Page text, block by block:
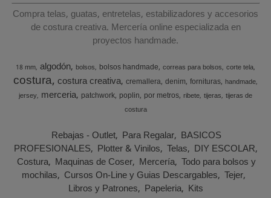
Compra telas, guatas, entretelas, estabilizadores y accesorios
de costura creativa. Mercería online especializada en
proyectos handmade.
18 mm algodón bolsos bolsos handmade correas para bolsos corte tela
costura costura creativa cremallera denim fornituras handmade
jersey merceria patchwork poplin por metros ribete tijeras tijeras de
costura
Rebajas - Outlet Para Regalar BASICOS
PROFESIONALES Plotter & Vinilos Telas DIY ESCOLAR
Costura Maquinas de Coser Mercería Todo para bolsos y
mochilas Cursos On-Line y Guias Descargables Tejer
Libros y Patrones Papeleria Kits